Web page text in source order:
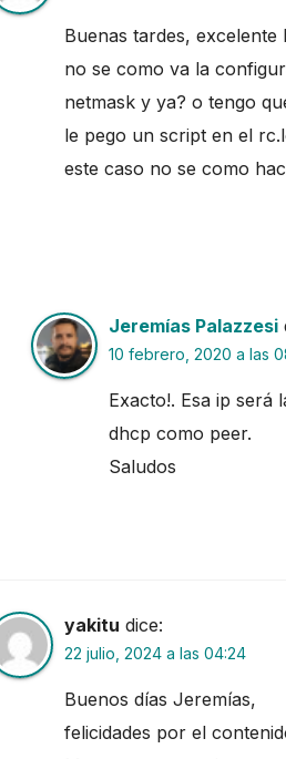
Buenas tardes,
no se como va la
netmask y ya? o tengo
le pego un script en el
este caso no se como
Jeremías Palazzesi
10 febrero, 2020 a las
Exacto!. Esa ip será
dhcp como peer.
Saludos
yakitu dice:
22 julio, 2024 a las 04:24
Buenos días Jeremías,
felicidades por el